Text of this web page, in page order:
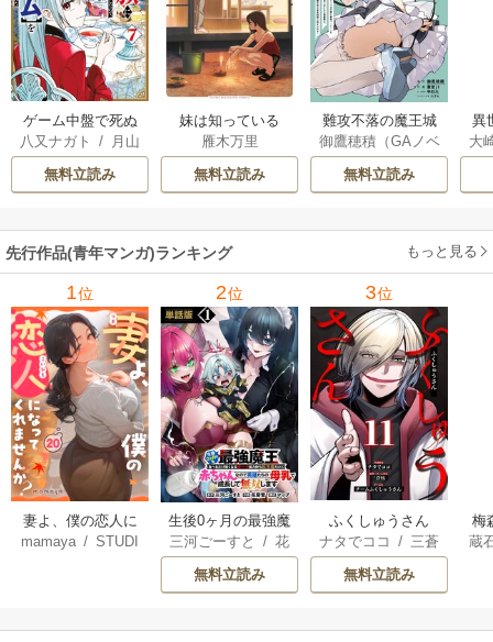
ゲーム中盤で死ぬ
悪役貴族に転生し
たので、外れスキ
ル【テイム】を駆
してみた
八又ナガト /
月山
可也
無料立読み
妹は知っている
雁木万里
無料立読み
難攻不落の魔王城
へようこそ～デバ
フは不要と勇者パ
ーティーを追い出
魔王軍の最高幹部
に迎えられる～
御鷹穂積（GAノベ
ル／SBクリエイテ
ィブ刊）/蚕堂j1
六/ユウヒ
無料立読み
異
は
大
先行作品(青年マンガ)ランキング もっと見る
1位
妻よ、僕の恋人に
なってくれません
mamaya /STUDI
2位
生後0ヶ月の最強魔
王 食べるだけ強
くなるチート能力
持ち転生者だけど
雄たちの母乳で成
三河ごーすと /花
房雪/マップ
無料立読み
3位
ふくしゅうさん
ナタでココ / 三蒼
核/チームふくし
ゅうさん
無料立読み
梅
蔵